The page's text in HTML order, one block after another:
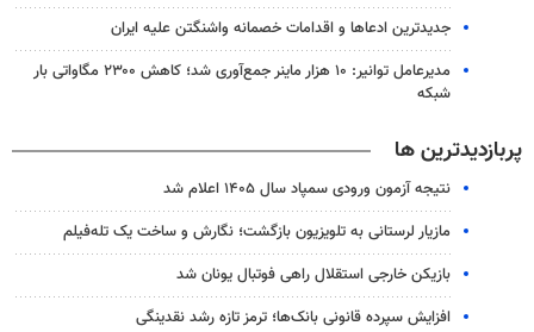
جدیدترین ادعاها و اقدامات خصمانه واشنگتن علیه ایران
مدیرعامل توانیر: ۱۰ هزار ماینر جمع‌آوری شد؛ کاهش ۲۳۰۰ مگاواتی بار
شبکه
پربازدیدترین ها
نتیجه آزمون ورودی سمپاد سال ۱۴۰۵ اعلام شد
مازیار لرستانی به تلویزیون بازگشت؛ نگارش و ساخت یک تله‌فیلم
بازیکن خارجی استقلال راهی فوتبال یونان شد
افزایش سپرده قانونی بانک‌ها؛ ترمز تازه رشد نقدینگی